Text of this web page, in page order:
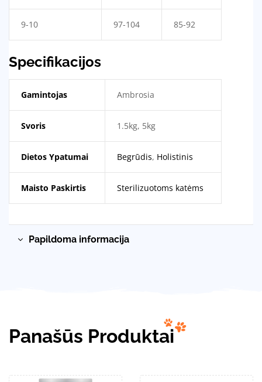
9-10 97-104 85-92
Specifikacijos
Gamintojas Ambrosia
Svoris 1.5kg, 5kg
Dietos Ypatumai Begrūdis, Holistinis
Maisto Paskirtis Sterilizuotoms katėms
Papildoma informacija
Panašūs Produktai